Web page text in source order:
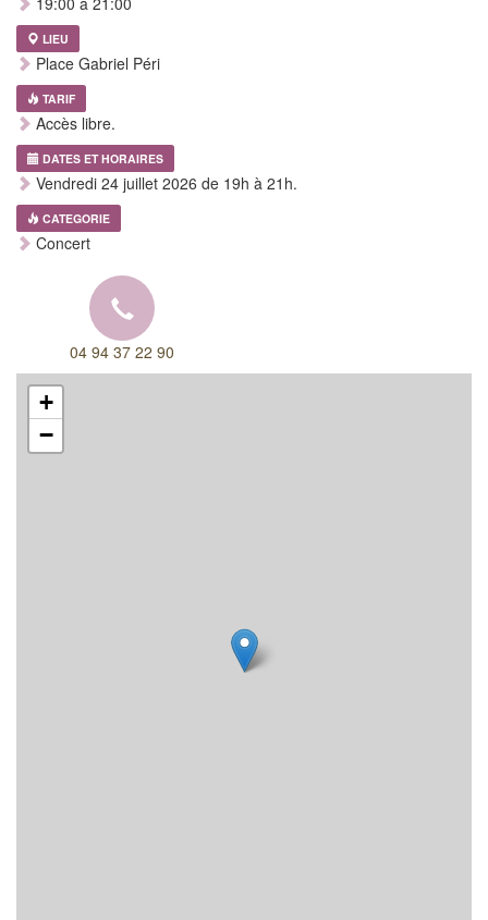
LIEU
Place Gabriel Péri
TARIF
Accès libre.
DATES ET HORAIRES
Vendredi 24 juillet 2026 de 19h à 21h.
CATEGORIE
Concert
04 94 37 22 90
+
−